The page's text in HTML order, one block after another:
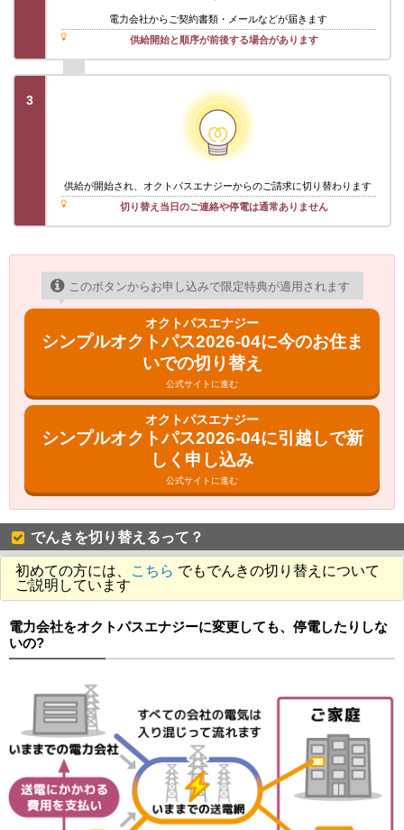
電力会社から ご契約書類・メールなどが届きます
供給開始と順序が前後する場合があります
3
供給が開始され、オクトパスエナジーからのご請求に切り替わります
切り替え当日のご連絡や停電は通常ありません
このボタンからお申し込みで限定特典が適用されます
オクトパスエナジー
シンプルオクトパス2026-04に今のお住ま
いでの切り替え
公式サイトに進む
オクトパスエナジー
シンプルオクトパス2026-04に引越しで新
しく申し込み
公式サイトに進む
でんきを切り替えるって？
初めての方には、 こちら でもでんきの切り替えについて
ご説明しています
電力会社をオクトパスエナジーに変更しても、停電したりしな
いの?